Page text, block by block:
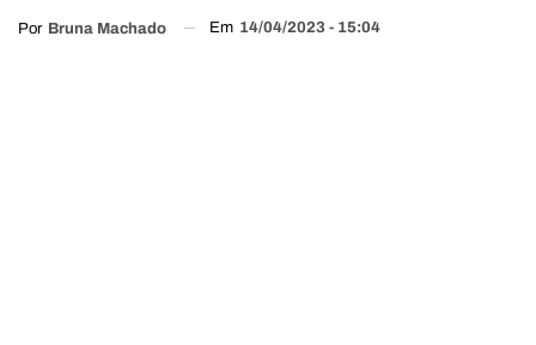
Por Bruna Machado Em 14/04/2023 - 15:04